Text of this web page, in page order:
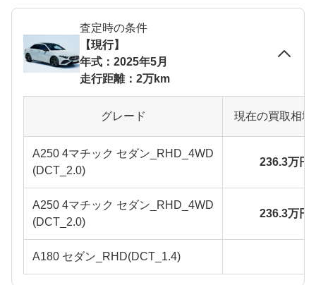
査定時の条件
【現行】
年式：2025年5月
走行距離：2万km
グレード 現在の買取相
A250 4マチック セダン_RHD_4WD
(DCT_2.0)
236.3万円
A250 4マチック セダン_RHD_4WD
(DCT_2.0)
236.3万円
A180 セダン_RHD(DCT_1.4)